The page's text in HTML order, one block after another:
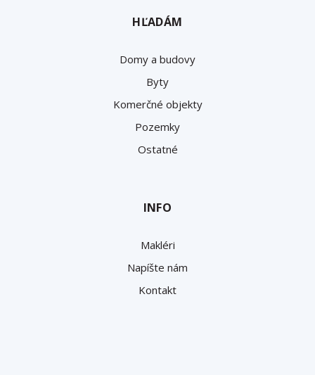
HĽADÁM
Domy a budovy
Byty
Komerčné objekty
Pozemky
Ostatné
INFO
Makléri
Napíšte nám
Kontakt